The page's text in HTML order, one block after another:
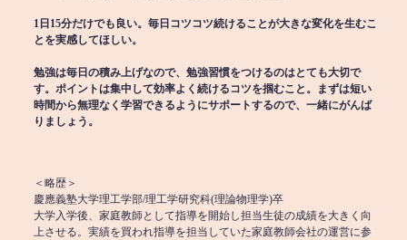
1日15分だけでも良い。毎日コツコツ続けることが大きな変化を生むこ
とを実感してほしい。
勉強は毎日の積み上げなので、勉強習慣をつけるのはとても大切で
す。ポイントは集中して効率よく続けるコツを掴むこと。まずは短い
時間から無理なく学習できるようにサポートするので、一緒にがんば
りましょう。
＜略歴＞
慶應義塾大学理工学部/理工学研究科(理論物理学)卒
大学入学後、家庭教師として指導を開始し担当生徒の成績を大きく向
上させる。実績を買われ指導を担当していた家庭教師会社の運営に参